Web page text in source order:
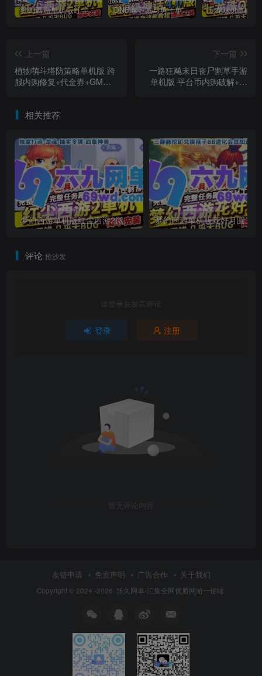
梦幻西游单机版红尘西游2微变独家打造龙魂抽奖令牌四象神兽 DNF地下城与勇士单机版110级神话版4.0全主线任务龙之庭院机械七战神实验室
上一篇
植物萌斗塔防策略单机版 跨
服内购修复+代金券+GM后
下一篇
一路狂飚末日丧尸割草手游
单机版 平台币内购破解+管
相关推荐
梦幻西游单机版红尘西游2微变独家打造龙魂抽奖令牌四象神兽
评论 抢沙发
请登录后发表评论
登录 注册
暂无评论内容
友链申请 免责声明 广告合作 关于我们
Copyright © 2024 -2026· 乐久网单-汇集全网优质网游一键端